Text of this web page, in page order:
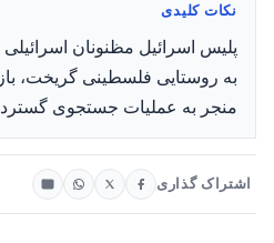
نکات کلیدی
پلیس اسرائیل مظنونان
به روستایی فلسطینی گریخت،
منجر به عملیات جستجوی
اشتراک گذاری